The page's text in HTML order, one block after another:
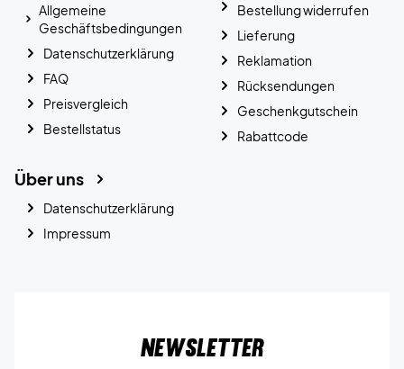
Allgemeine
Geschäftsbedingungen
Datenschutzerklärung
FAQ
Preisvergleich
Bestellstatus
Bestellung widerrufen
Lieferung
Reklamation
Rücksendungen
Geschenkgutschein
Rabattcode
Über uns
Datenschutzerklärung
Impressum
Newsletter